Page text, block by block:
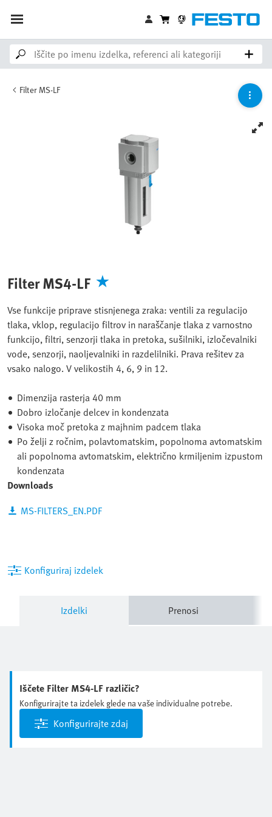
Filter MS-LF
Filter MS4-LF
Vse funkcije priprave stisnjenega zraka: ventili za regulacijo
tlaka, vklop, regulacijo filtrov in naraščanje tlaka z varnostno
funkcijo, filtri, senzorji tlaka in pretoka, sušilniki, izločevalniki
vode, senzorji, naoljevalniki in razdelilniki. Prava rešitev za
vsako nalogo. V velikostih 4, 6, 9 in 12.
Dimenzija rasterja 40 mm
Dobro izločanje delcev in kondenzata
Visoka moč pretoka z majhnim padcem tlaka
Po želji z ročnim, polavtomatskim, popolnoma avtomatskim
ali popolnoma avtomatskim, električno krmiljenim izpustom
kondenzata
Downloads
MS-FILTERS_EN.PDF
Konfiguriraj izdelek
Izdelki Prenosi
Iščete Filter MS4-LF različic?
Konfigurirajte ta izdelek glede na vaše individualne potrebe.
Konfigurirajte zdaj